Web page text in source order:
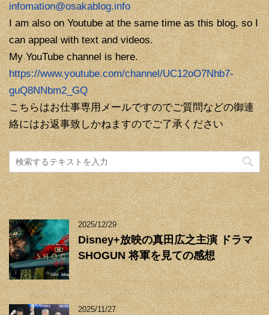
infomation@osakablog.info
I am also on Youtube at the same time as this blog, so I
can appeal with text and videos.
My YouTube channel is here.
https://www.youtube.com/channel/UC12oO7Nhb7-
guQ8NNbm2_GQ
こちらはお仕事専用メールですのでご質問などの御連
絡にはお返事致しかねますのでご了承ください
2025/12/29
Disney+放映の真田広之主演 ドラマ
SHOGUN 将軍を見ての感想
2025/11/27